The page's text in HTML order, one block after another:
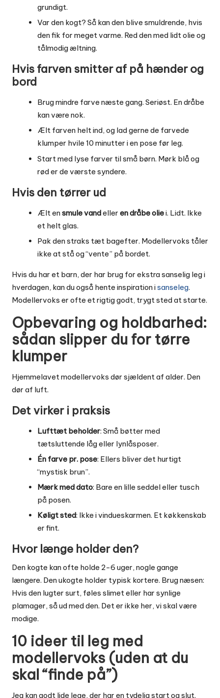
grundigt.
Var den kogt? Så kan den blive smuldrende, hvis
den fik for meget varme. Red den med lidt olie og
tålmodig æltning.
Hvis farven smitter af på hænder og
bord
Brug mindre farve næste gang. Seriøst. En dråbe
kan være nok.
Ælt farven helt ind, og lad gerne de farvede
klumper hvile 10 minutter i en pose før leg.
Start med lyse farver til små børn. Mørk blå og
rød er de værste syndere.
Hvis den tørrer ud
Ælt ensmule vandeller en dråbe oliei. Lidt. Ikke
et helt glas.
Pak den straks tæt bagefter. Modellervoks tåler
ikke at stå og “vente” på bordet.
Hvis du har et barn, der har brug for ekstra sanselig leg i
hverdagen, kan du også hente inspiration isanseleg.
Modellervoks er ofte et rigtig godt, trygt sted at starte.
Opbevaring og holdbarhed:
sådan slipper du for tørre
klumper
Hjemmelavet modellervoks dør sjældent af alder. Den
dør af luft.
Det virker i praksis
Lufttæt beholder: Små bøtter med
tætsluttende låg eller lynlåsposer.
Én farve pr. pose: Ellers bliver det hurtigt
“mystisk brun”.
Mærk med dato: Bare en lille seddel eller tusch
på posen.
Køligt sted: Ikke i vindueskarmen. Et køkkenskab
er fint.
Hvor længe holder den?
Den kogte kan ofte holde 2-6 uger, nogle gange
længere. Den ukogte holder typisk kortere. Brug næsen:
Hvis den lugter surt, føles slimet eller har synlige
plamager, så ud med den. Det er ikke her, vi skal være
modige.
10 ideer til leg med
modellervoks (uden at du
skal “finde på”)
Jeg kan godt lide lege, der har en tydelig start og slut.